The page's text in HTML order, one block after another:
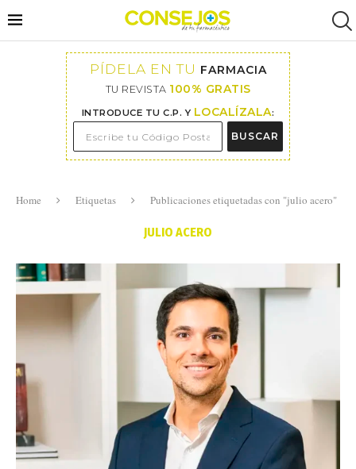
PÍDELA EN TU FARMACIA
TU REVISTA 100% GRATIS
INTRODUCE TU C.P. Y LOCALÍZALA:
BUSCAR
Home Etiquetas Publicaciones etiquetadas con "julio acero"
JULIO ACERO